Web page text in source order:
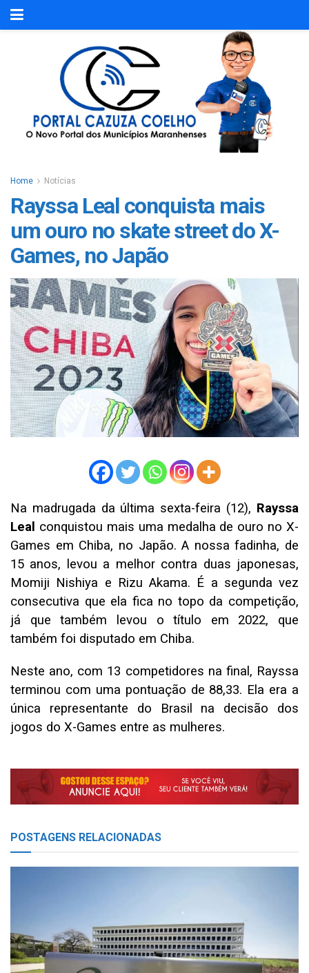
Home Notícias
Rayssa Leal conquista mais
um ouro no skate street do X-
Games, no Japão
Na madrugada da última sexta-feira (12), Rayssa
Leal conquistou mais uma medalha de ouro no X-
Games em Chiba, no Japão. A nossa fadinha, de
15 anos, levou a melhor contra duas japonesas,
Momiji Nishiya e Rizu Akama. É a segunda vez
consecutiva que ela fica no topo da competição,
já que também levou o título em 2022, que
também foi disputado em Chiba.
Neste ano, com 13 competidores na final, Rayssa
terminou com uma pontuação de 88,33. Ela era a
única representante do Brasil na decisão dos
jogos do X-Games entre as mulheres.
POSTAGENS RELACIONADAS